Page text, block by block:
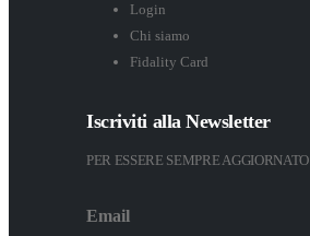
Login
Chi siamo
Fidality Card
Iscriviti alla Newsletter
PER ESSERE SEMPRE AGGIORNATO
Email